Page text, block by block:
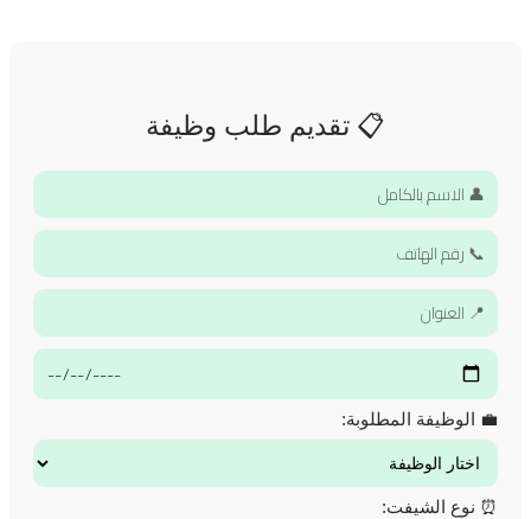
📋 تقديم طلب وظيفة
💼 الوظيفة المطلوبة:
⏰ نوع الشيفت: